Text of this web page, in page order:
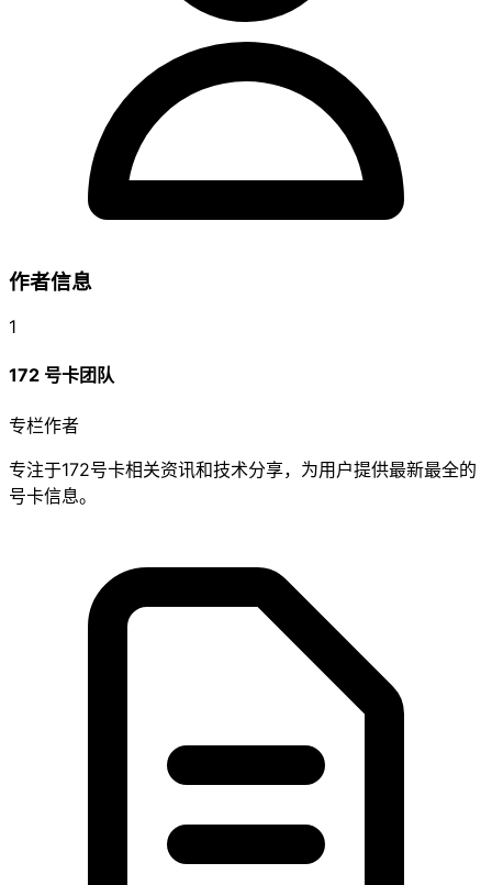
作者信息
1
172 号卡团队
专栏作者
专注于172号卡相关资讯和技术分享，为用户提供最新最全的
号卡信息。